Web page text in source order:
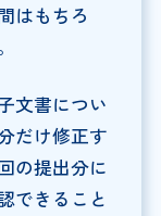
はもちろ
文書につい
だけ修正す
の提出分に
できること